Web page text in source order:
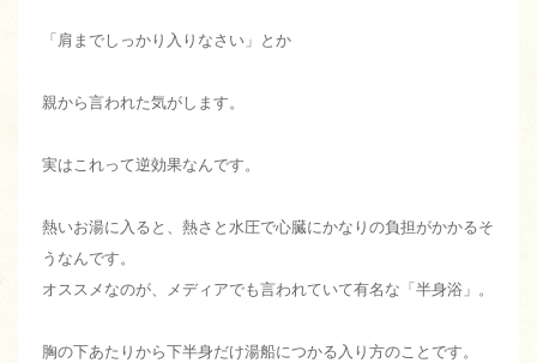
「肩までしっかり入りなさい」とか
親から言われた気がします。
実はこれって逆効果なんです。
熱いお湯に入ると、熱さと水圧で心臓にかなりの負担がかかるそ
うなんです。
オススメなのが、メディアでも言われていて有名な「半身浴」。
胸の下あたりから下半身だけ湯船につかる入り方のことです。